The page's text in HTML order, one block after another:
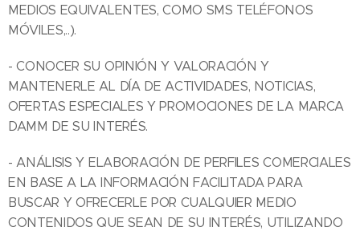
MEDIOS EQUIVALENTES, COMO SMS TELÉFONOS
MÓVILES,..).
- CONOCER SU OPINIÓN Y VALORACIÓN Y
MANTENERLE AL DÍA DE ACTIVIDADES, NOTICIAS,
OFERTAS ESPECIALES Y PROMOCIONES DE LA MARCA
DAMM DE SU INTERÉS.
- ANÁLISIS Y ELABORACIÓN DE PERFILES COMERCIALES
EN BASE A LA INFORMACIÓN FACILITADA PARA
BUSCAR Y OFRECERLE POR CUALQUIER MEDIO
CONTENIDOS QUE SEAN DE SU INTERÉS, UTILIZANDO